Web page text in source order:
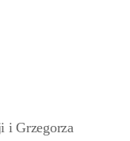
i Grzegorza